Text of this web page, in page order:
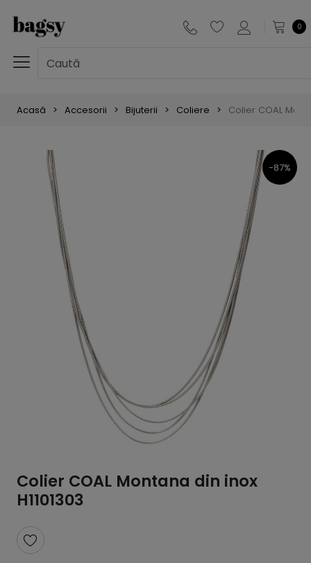
0
Acasă Accesorii Bijuterii Coliere Colier COAL
-87%
Colier COAL Montana din inox
H1101303